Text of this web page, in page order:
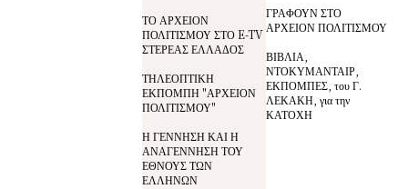
ΤΟ ΑΡΧΕΙΟΝ
ΠΟΛΙΤΙΣΜΟΥ ΣΤΟ E-TV
ΣΤΕΡΕΑΣ ΕΛΛΑΔΟΣ
ΤΗΛΕΟΠΤΙΚΗ
ΕΚΠΟΜΠΗ "ΑΡΧΕΙΟΝ
ΠΟΛΙΤΙΣΜΟΥ"
Η ΓΕΝΝΗΣΗ ΚΑΙ Η
ΑΝΑΓΕΝΝΗΣΗ ΤΟΥ
ΕΘΝΟΥΣ ΤΩΝ
ΕΛΛΗΝΩΝ
ΓΡΑΦΟΥΝ ΣΤΟ
ΑΡΧΕΙΟΝ ΠΟΛΙΤΙΣΜΟΥ
ΒΙΒΛΙΑ,
ΝΤΟΚΥΜΑΝΤΑΙΡ,
ΕΚΠΟΜΠΕΣ, του Γ.
ΛΕΚΑΚΗ, για την
ΚΑΤΟΧΗ